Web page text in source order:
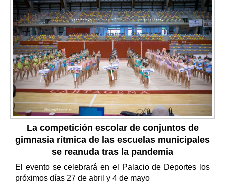
La competición escolar de conjuntos de
gimnasia rítmica de las escuelas municipales
se reanuda tras la pandemia
El evento se celebrará en el Palacio de Deportes los
próximos días 27 de abril y 4 de mayo